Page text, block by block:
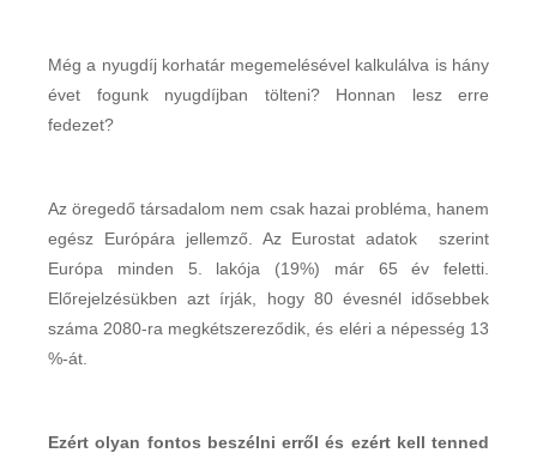
Még a nyugdíj korhatár megemelésével kalkulálva is hány
évet fogunk nyugdíjban tölteni? Honnan lesz erre
fedezet?
Az öregedő társadalom nem csak hazai probléma, hanem
egész Európára jellemző. Az Eurostat adatok szerint
Európa minden 5. lakója (19%) már 65 év feletti.
Előrejelzésükben azt írják, hogy 80 évesnél idősebbek
száma 2080-ra megkétszereződik, és eléri a népesség 13
%-át.
Ezért olyan fontos beszélni erről és ezért kell tenned